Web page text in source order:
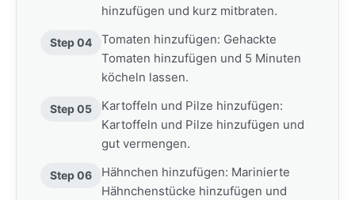
hinzufügen und kurz mitbraten.
Step 04
Tomaten hinzufügen: Gehackte
Tomaten hinzufügen und 5 Minuten
köcheln lassen.
Step 05
Kartoffeln und Pilze hinzufügen:
Kartoffeln und Pilze hinzufügen und
gut vermengen.
Step 06
Hähnchen hinzufügen: Marinierte
Hähnchenstücke hinzufügen und